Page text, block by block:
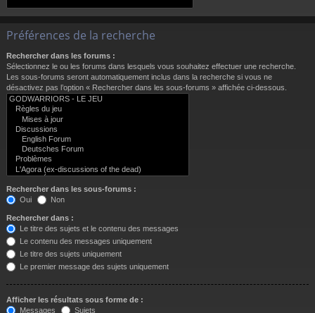
Préférences de la recherche
Rechercher dans les forums :
Sélectionnez le ou les forums dans lesquels vous souhaitez effectuer une recherche.
Les sous-forums seront automatiquement inclus dans la recherche si vous ne
désactivez pas l’option « Rechercher dans les sous-forums » affichée ci-dessous.
Rechercher dans les sous-forums :
Oui
Non
Rechercher dans :
Le titre des sujets et le contenu des messages
Le contenu des messages uniquement
Le titre des sujets uniquement
Le premier message des sujets uniquement
Afficher les résultats sous forme de :
Messages
Sujets